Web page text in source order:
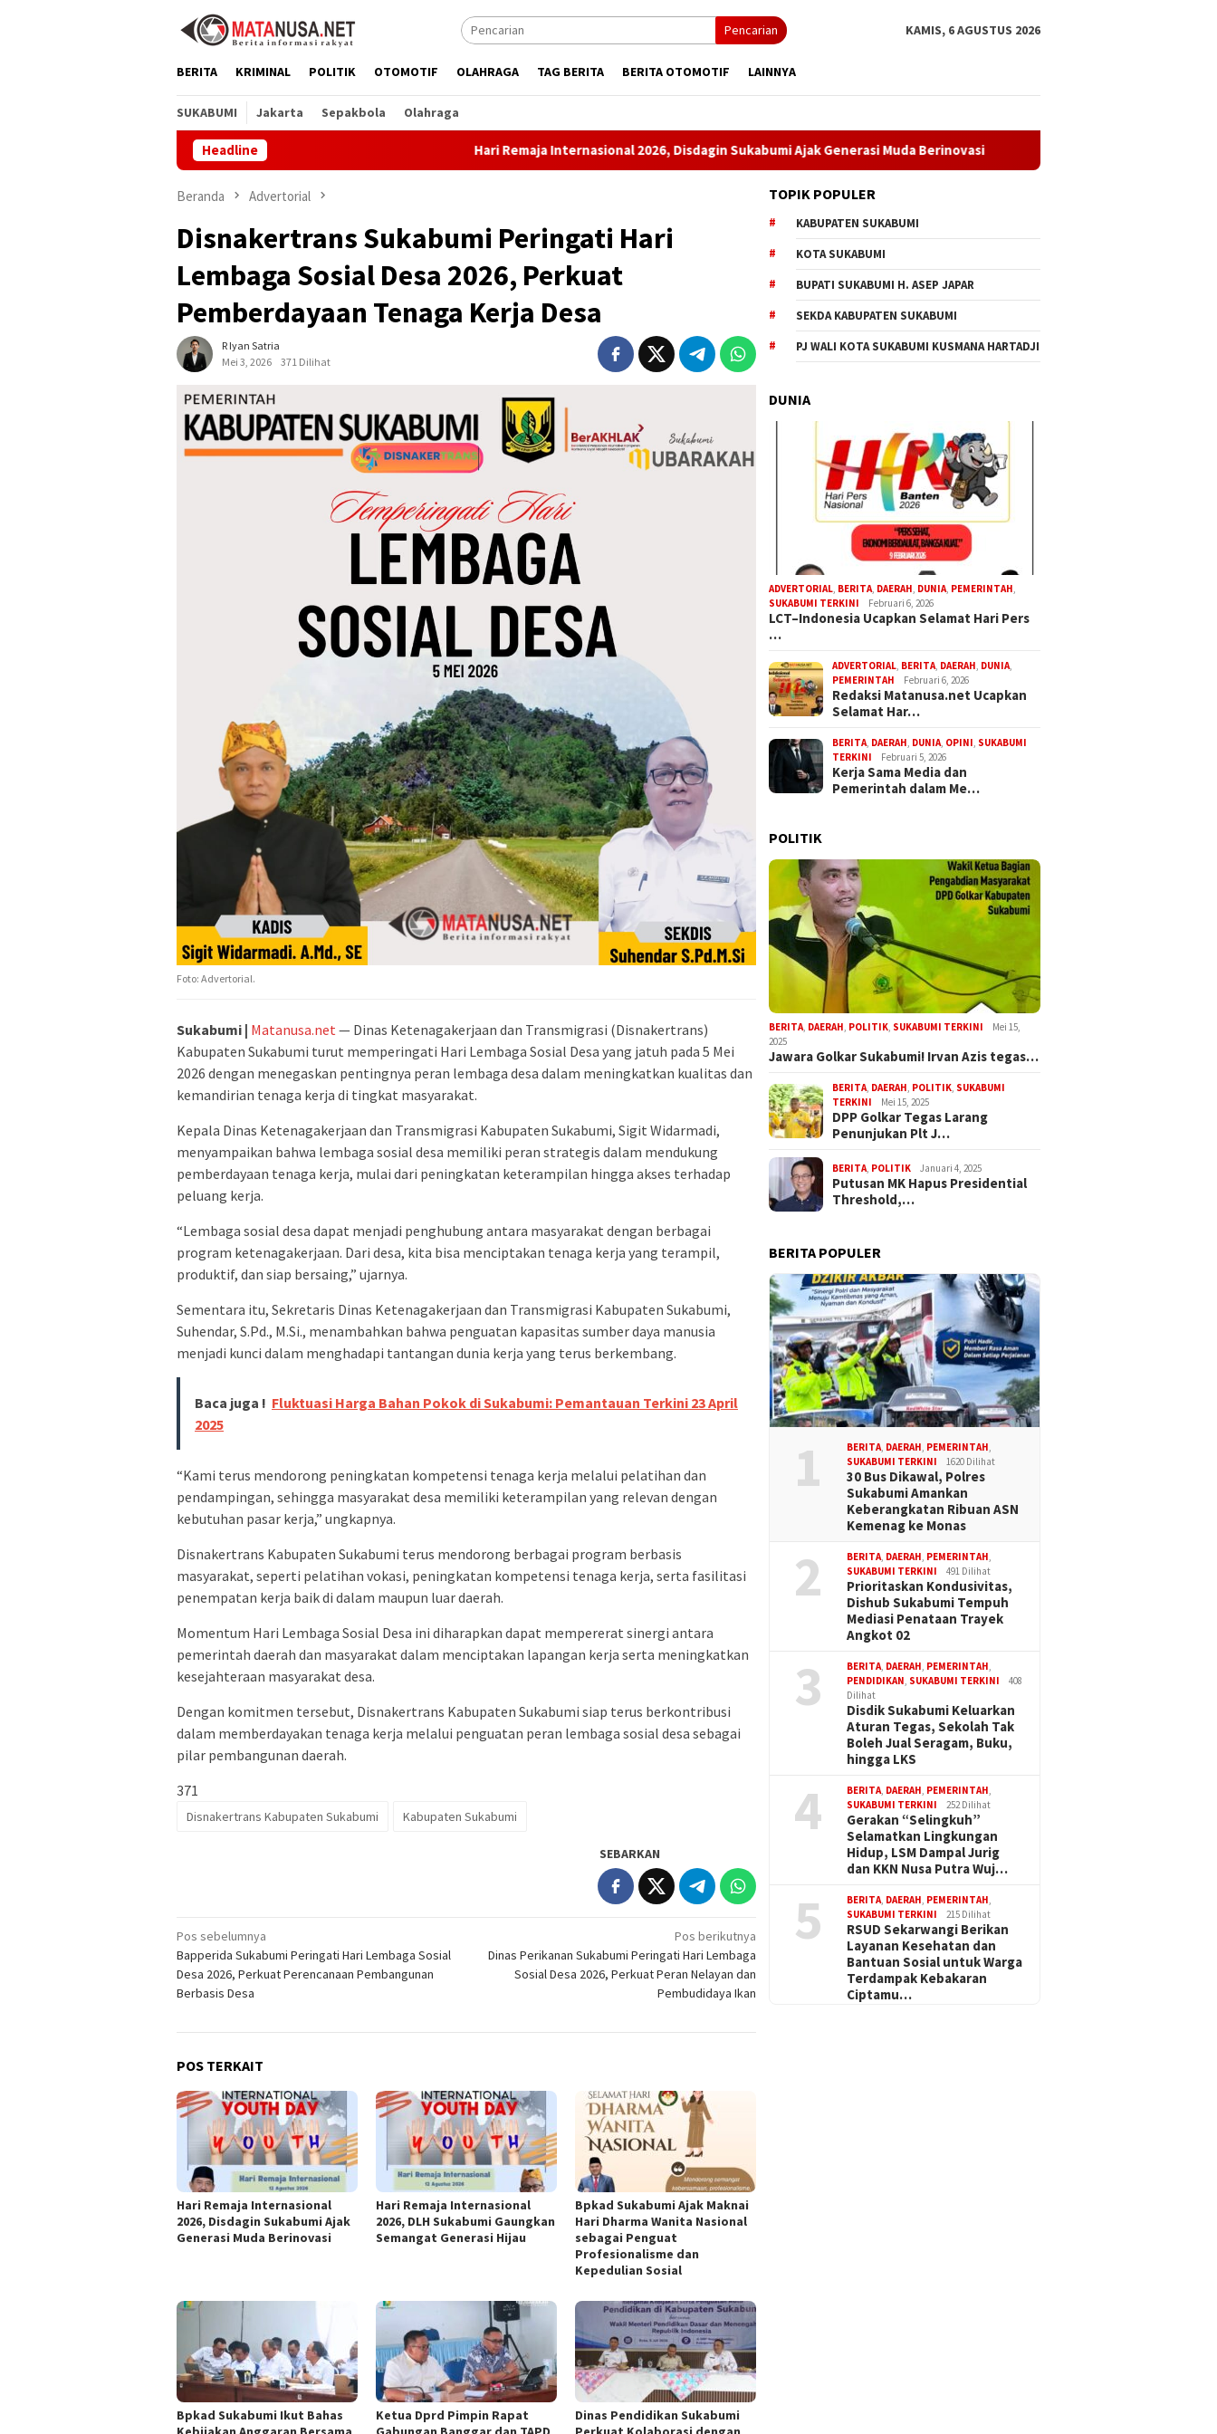
Pencarian KAMIS, 6 AGUSTUS 2026
BERITA KRIMINAL POLITIK OTOMOTIF OLAHRAGA TAG BERITA BERITA OTOMOTIF LAINNYA
SUKABUMI Jakarta Sepakbola Olahraga
Headline Hari Remaja Internasional 2026, Disdagin Sukabumi Ajak Generasi Muda Berinovasi Hari Remaja Internasional 2026, DLH
Beranda Advertorial
Disnakertrans Sukabumi Peringati Hari
Lembaga Sosial Desa 2026, Perkuat
Pemberdayaan Tenaga Kerja Desa
R Iyan Satria
Mei 3, 2026
371 Dilihat
Foto: Advertorial.
Sukabumi | Matanusa.net — Dinas Ketenagakerjaan dan Transmigrasi (Disnakertrans)
Kabupaten Sukabumi turut memperingati Hari Lembaga Sosial Desa yang jatuh pada 5 Mei
2026 dengan menegaskan pentingnya peran lembaga desa dalam meningkatkan kualitas dan
kemandirian tenaga kerja di tingkat masyarakat.
Kepala Dinas Ketenagakerjaan dan Transmigrasi Kabupaten Sukabumi, Sigit Widarmadi,
menyampaikan bahwa lembaga sosial desa memiliki peran strategis dalam mendukung
pemberdayaan tenaga kerja, mulai dari peningkatan keterampilan hingga akses terhadap
peluang kerja.
“Lembaga sosial desa dapat menjadi penghubung antara masyarakat dengan berbagai
program ketenagakerjaan. Dari desa, kita bisa menciptakan tenaga kerja yang terampil,
produktif, dan siap bersaing,” ujarnya.
Sementara itu, Sekretaris Dinas Ketenagakerjaan dan Transmigrasi Kabupaten Sukabumi,
Suhendar, S.Pd., M.Si., menambahkan bahwa penguatan kapasitas sumber daya manusia
menjadi kunci dalam menghadapi tantangan dunia kerja yang terus berkembang.
Baca juga ! Fluktuasi Harga Bahan Pokok di Sukabumi: Pemantauan Terkini 23 April
2025
“Kami terus mendorong peningkatan kompetensi tenaga kerja melalui pelatihan dan
pendampingan, sehingga masyarakat desa memiliki keterampilan yang relevan dengan
kebutuhan pasar kerja,” ungkapnya.
Disnakertrans Kabupaten Sukabumi terus mendorong berbagai program berbasis
masyarakat, seperti pelatihan vokasi, peningkatan kompetensi tenaga kerja, serta fasilitasi
penempatan kerja baik di dalam maupun luar daerah.
Momentum Hari Lembaga Sosial Desa ini diharapkan dapat mempererat sinergi antara
pemerintah daerah dan masyarakat dalam menciptakan lapangan kerja serta meningkatkan
kesejahteraan masyarakat desa.
Dengan komitmen tersebut, Disnakertrans Kabupaten Sukabumi siap terus berkontribusi
dalam memberdayakan tenaga kerja melalui penguatan peran lembaga sosial desa sebagai
pilar pembangunan daerah.
371
Disnakertrans Kabupaten Sukabumi Kabupaten Sukabumi
SEBARKAN
Navigasi
pos
Pos sebelumnya
Bapperida Sukabumi Peringati Hari Lembaga Sosial
Desa 2026, Perkuat Perencanaan Pembangunan
Berbasis Desa
Pos berikutnya
Dinas Perikanan Sukabumi Peringati Hari Lembaga
Sosial Desa 2026, Perkuat Peran Nelayan dan
Pembudidaya Ikan
POS TERKAIT
Hari Remaja Internasional
2026, Disdagin Sukabumi Ajak
Generasi Muda Berinovasi
Hari Remaja Internasional
2026, DLH Sukabumi Gaungkan
Semangat Generasi Hijau
Bpkad Sukabumi Ajak Maknai
Hari Dharma Wanita Nasional
sebagai Penguat
Profesionalisme dan
Kepedulian Sosial
Bpkad Sukabumi Ikut Bahas
Ketua Dprd Pimpin Rapat
Dinas Pendidikan Sukabumi
TOPIK POPULER
KABUPATEN SUKABUMI
KOTA SUKABUMI
BUPATI SUKABUMI H. ASEP JAPAR
SEKDA KABUPATEN SUKABUMI
PJ WALI KOTA SUKABUMI KUSMANA HARTADJI
DUNIA
ADVERTORIAL BERITA DAERAH DUNIA PEMERINTAH
SUKABUMI TERKINI
Februari 6, 2026
LCT–Indonesia Ucapkan Selamat Hari Pers
…
ADVERTORIAL BERITA DAERAH DUNIA
PEMERINTAH
Februari 6, 2026
Redaksi Matanusa.net Ucapkan
Selamat Har…
BERITA DAERAH DUNIA OPINI SUKABUMI
TERKINI
Februari 5, 2026
Kerja Sama Media dan
Pemerintah dalam Me…
POLITIK
BERITA DAERAH POLITIK SUKABUMI TERKINI
Mei 15,
2025
Jawara Golkar Sukabumi! Irvan Azis tegas…
BERITA DAERAH POLITIK SUKABUMI
TERKINI
Mei 15, 2025
DPP Golkar Tegas Larang
Penunjukan Plt J…
BERITA POLITIK Januari 4, 2025
Putusan MK Hapus Presidential
Threshold,…
BERITA POPULER
1 BERITA, DAERAH, PEMERINTAH,
SUKABUMI TERKINI
1620 Dilihat
30 Bus Dikawal, Polres
Sukabumi Amankan
Keberangkatan Ribuan ASN
Kemenag ke Monas
2 BERITA, DAERAH, PEMERINTAH,
SUKABUMI TERKINI
491 Dilihat
Prioritaskan Kondusivitas,
Dishub Sukabumi Tempuh
Mediasi Penataan Trayek
Angkot 02
3 BERITA, DAERAH, PEMERINTAH,
PENDIDIKAN, SUKABUMI TERKINI
408
Dilihat
Disdik Sukabumi Keluarkan
Aturan Tegas, Sekolah Tak
Boleh Jual Seragam, Buku,
hingga LKS
4 BERITA, DAERAH, PEMERINTAH,
SUKABUMI TERKINI
252 Dilihat
Gerakan “Selingkuh”
Selamatkan Lingkungan
Hidup, LSM Dampal Jurig
dan KKN Nusa Putra Wuj…
5 BERITA, DAERAH, PEMERINTAH,
SUKABUMI TERKINI
215 Dilihat
RSUD Sekarwangi Berikan
Layanan Kesehatan dan
Bantuan Sosial untuk Warga
Terdampak Kebakaran
Ciptamu…